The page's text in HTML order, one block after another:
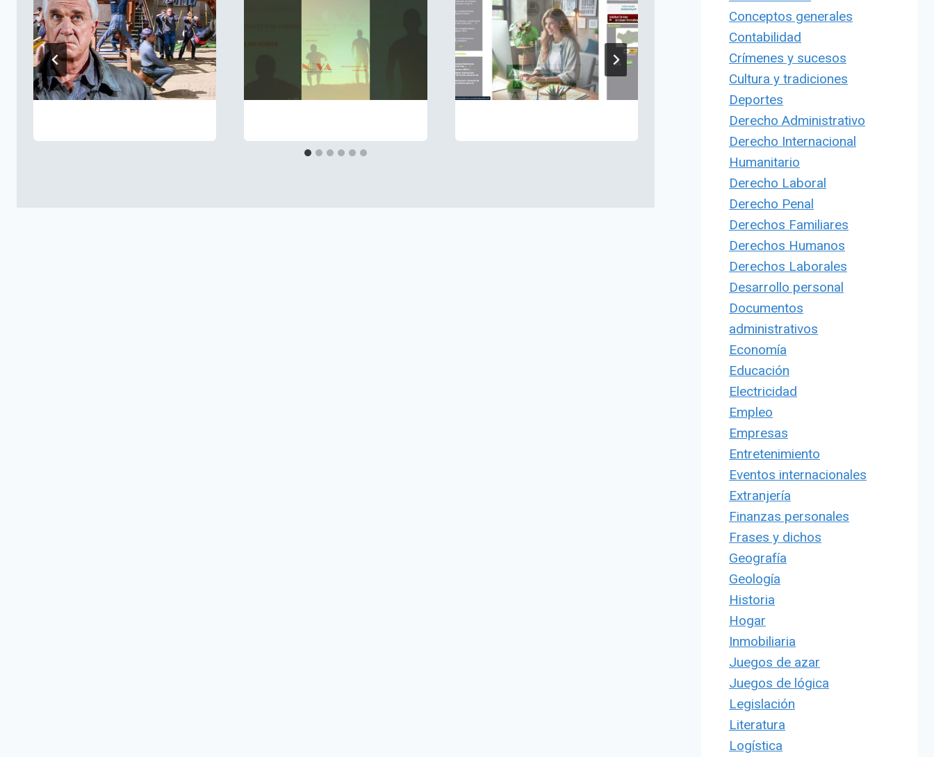
Conceptos generales
Contabilidad
Crímenes y sucesos
Cultura y tradiciones
Deportes
Derecho Administrativo
Derecho Internacional
Humanitario
Derecho Laboral
Derecho Penal
Derechos Familiares
Derechos Humanos
Derechos Laborales
Desarrollo personal
Documentos
administrativos
Economía
Educación
Electricidad
Empleo
Empresas
Entretenimiento
Eventos internacionales
Extranjería
Finanzas personales
Frases y dichos
Geografía
Geología
Historia
Hogar
Inmobiliaria
Juegos de azar
Juegos de lógica
Legislación
Literatura
Logística